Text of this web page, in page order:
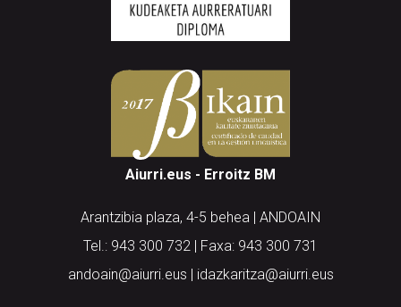
Aiurri.eus - Erroitz BM
Arantzibia plaza, 4-5 behea | ANDOAIN
Tel.: 943 300 732 | Faxa: 943 300 731
andoain@aiurri.eus | idazkaritza@aiurri.eus